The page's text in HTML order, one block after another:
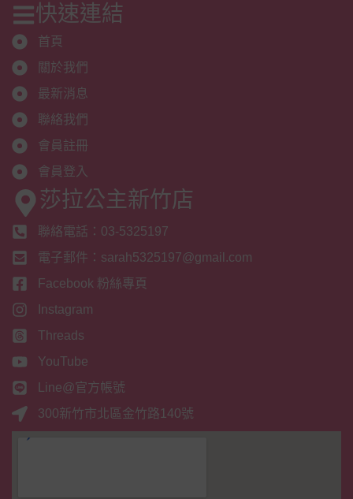
快速連結
首頁
關於我們
最新消息
聯絡我們
會員註冊
會員登入
莎拉公主新竹店
聯絡電話：03-5325197
電子郵件：sarah5325197@gmail.com
Facebook 粉絲專頁
Instagram
Threads
YouTube
Line@官方帳號
300新竹市北區金竹路140號